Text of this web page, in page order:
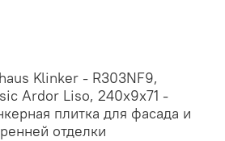
Klinker - R303NF9,
Ardor Liso, 240x9x71 -
плитка для фасада и
отделки